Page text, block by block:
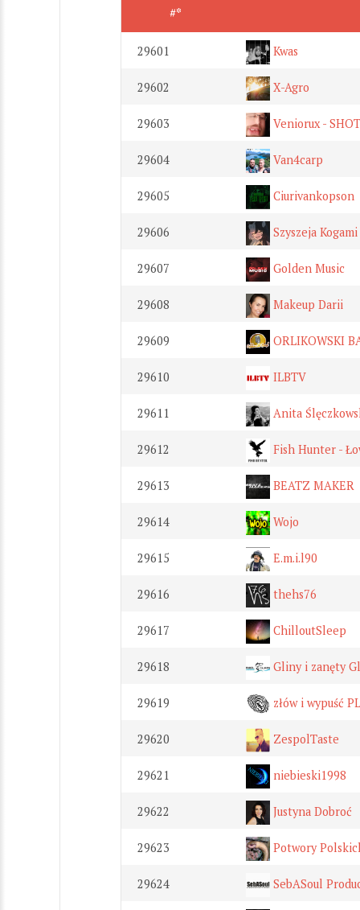
#*
29601 Kwas
29602 X-Agro
29603 Veniorux -
29604 Van4carp
29605 Ciurivankopson
29606 Szyszeja Kogami
29607 Golden Music
29608 Makeup Darii
29609 ORLIKOWSKI
29610 ILBTV
29611 Anita
29612 Fish Hunter -
29613 BEATZ MAKER
29614 Wojo
29615 E.m.i.l90
29616 thehs76
29617 ChilloutSleep
29618 Gliny i zanęty
29619 złów i wypuść PL
29620 ZespolTaste
29621 niebieski1998
29622 Justyna Dobroć
29623 Potwory
29624 SebASoul